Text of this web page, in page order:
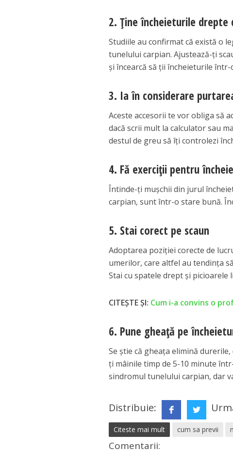
2. Ține încheieturile drepte
Studiile au confirmat că există o
tunelului carpian. Ajustează-ți
și încearcă să ții încheieturile
3. Ia în considerare
Aceste accesorii te vor obliga să
dacă scrii mult la calculator sau
destul de greu să îți controlezi
4. Fă exerciții pentru
Întinde-ți mușchii din jurul
carpian, sunt într-o stare bună.
5. Stai corect pe scaun
Adoptarea poziției corecte de
umerilor, care altfel au tendința
Stai cu spatele drept și picioarele
CITEȘTE ȘI: Cum i-a convins o
6. Pune gheață pe
Se știe că gheața elimină
ți mâinile timp de 5-10 minute
sindromul tunelului carpian, dar
Distribuie:
Citeste mai mult cum sa previi
Comentarii: